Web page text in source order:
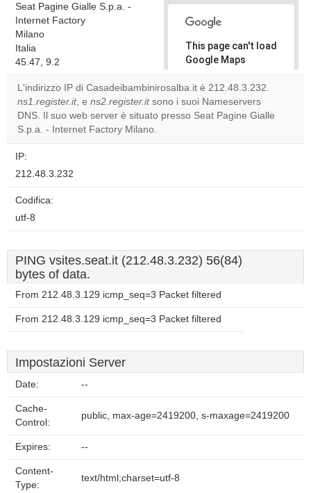
Seat Pagine Gialle S.p.a. -
Internet Factory
Milano
Italia
45.47, 9.2
This page can't load
Google Maps
correctly.
Do you
own this
OK
L'indirizzo IP di Casadeibambinirosalba.it è 212.48.3.232.
ns1.register.it, e ns2.register.itsono i suoi Nameservers
DNS. Il suo web server è situato presso Seat Pagine Gialle
S.p.a. - Internet Factory Milano.
IP:
212.48.3.232
Codifica:
utf-8
PING vsites.seat.it (212.48.3.232) 56(84)
bytes of data.
From 212.48.3.129 icmp_seq=3 Packet filtered
From 212.48.3.129 icmp_seq=3 Packet filtered
Impostazioni Server
Date: --
Cache-
Control:
public, max-age=2419200, s-maxage=2419200
Expires: --
Content-
Type:
text/html;charset=utf-8